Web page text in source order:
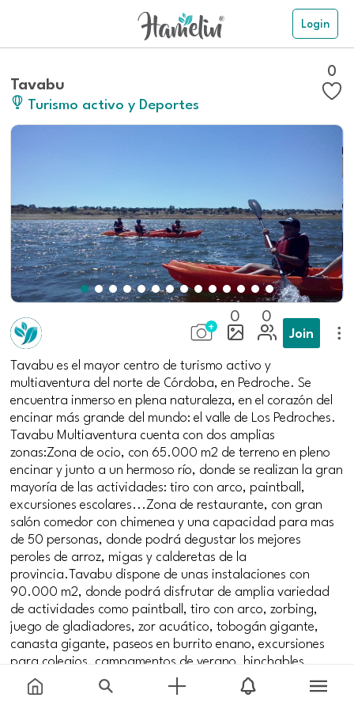
Login
Tavabu
Turismo activo y Deportes
0
0 0
Join
Tavabu es el mayor centro de turismo activo y
multiaventura del norte de Córdoba, en Pedroche. Se
encuentra inmerso en plena naturaleza, en el corazón del
encinar más grande del mundo: el valle de Los Pedroches.
Tavabu Multiaventura cuenta con dos amplias
zonas:Zona de ocio, con 65.000 m2 de terreno en pleno
encinar y junto a un hermoso río, donde se realizan la gran
mayoría de las actividades: tiro con arco, paintball,
excursiones escolares...Zona de restaurante, con gran
salón comedor con chimenea y una capacidad para mas
de 50 personas, donde podrá degustar los mejores
peroles de arroz, migas y calderetas de la
provincia.Tavabu dispone de unas instalaciones con
90.000 m2, donde podrá disfrutar de amplia variedad
de actividades como paintball, tiro con arco, zorbing,
juego de gladiadores, zor acuático, tobogán gigante,
canasta gigante, paseos en burrito enano, excursiones
para colegios, campamentos de verano, hinchables,
puente tibetano, despedidas de soltero, team building,
comidas y cenas, senderismo, rutas culturales,